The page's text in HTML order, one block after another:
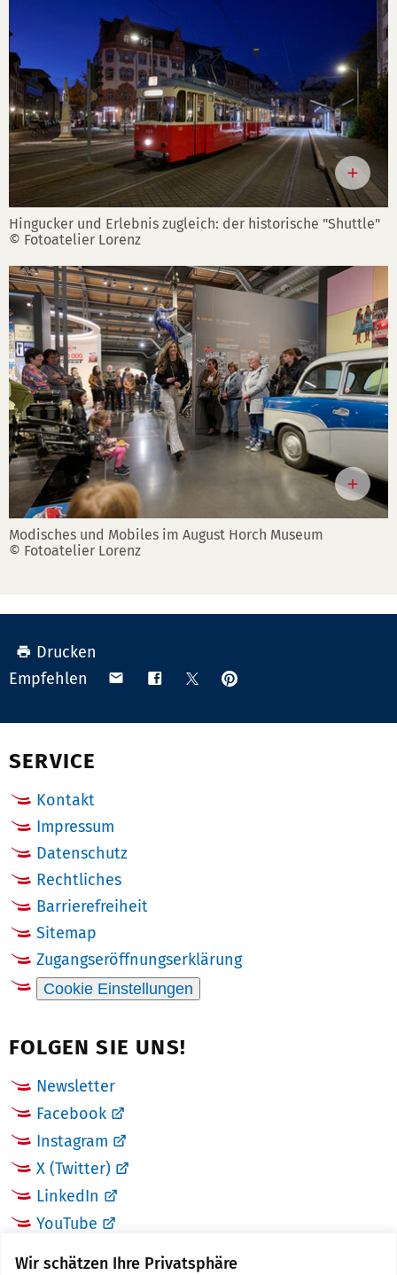
Wir schätzen Ihre Privatsphäre
Hingucker und Erlebnis zugleich: der historische "Shuttle"
© Fotoatelier Lorenz
Modisches und Mobiles im August Horch Museum
© Fotoatelier Lorenz
Drucken
Empfehlen
Teilen Teilen TeilenAnpinnen
SERVICE
Kontakt
Impressum
Datenschutz
Rechtliches
Barrierefreiheit
Sitemap
Zugangseröffnungserklärung
Cookie Einstellungen
FOLGEN SIE UNS!
Newsletter
Facebook
Instagram
X (Twitter)
LinkedIn
YouTube